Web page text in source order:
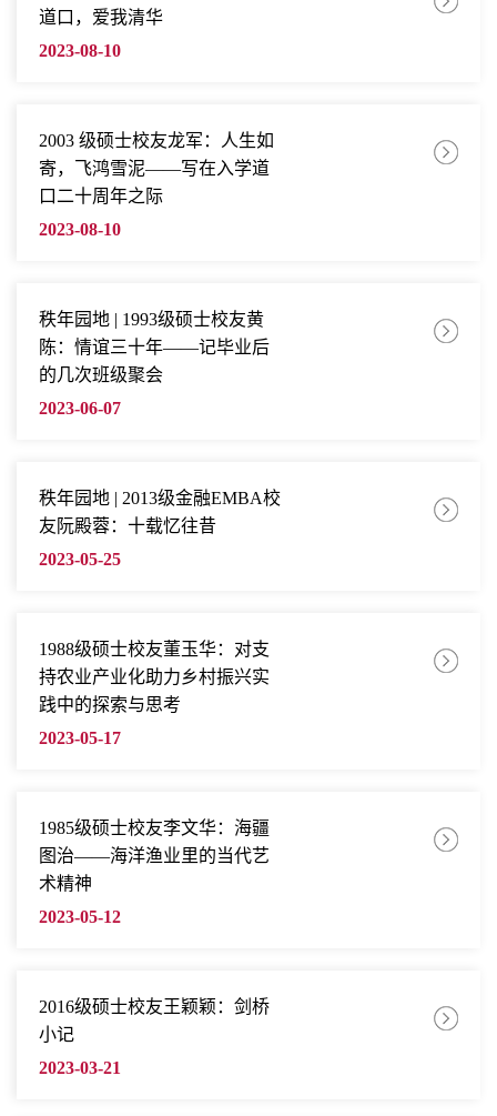
道口，爱我清华
2023-08-10
2003 级硕士校友龙军：人生如
寄，飞鸿雪泥——写在入学道
口二十周年之际
2023-08-10
秩年园地 | 1993级硕士校友黄
陈：情谊三十年——记毕业后
的几次班级聚会
2023-06-07
秩年园地 | 2013级金融EMBA校
友​阮殿蓉：十载忆往昔
2023-05-25
1988级硕士校友董玉华：对支
持农业产业化助力乡村振兴实
践中的探索与思考
2023-05-17
1985级硕士校友李文华：海疆
图治——海洋渔业里的当代艺
术精神
2023-05-12
2016级硕士校友王颖颖：剑桥
小记
2023-03-21